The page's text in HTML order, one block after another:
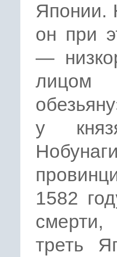
Японии.
он при
—
лицом
у
1582
треть